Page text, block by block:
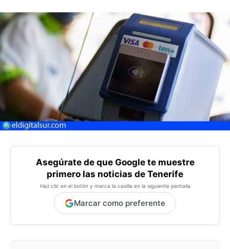
Asegúrate de que Google te muestre
primero las noticias de Tenerife
Haz clic en el botón y marca la casilla en la siguiente pantalla
Marcar como preferente